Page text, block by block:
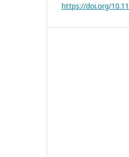
https://doi.org/